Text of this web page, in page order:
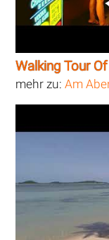
Walking Tour
mehr zu:Am